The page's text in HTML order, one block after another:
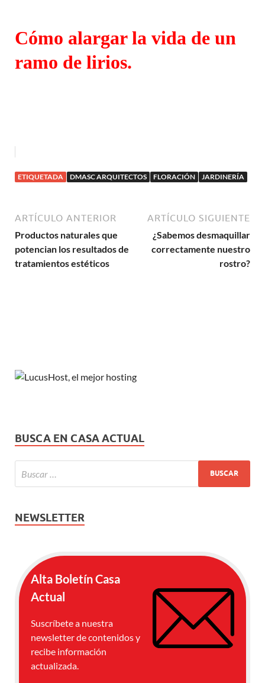
Cómo alargar la vida de un
ramo de lirios.
ETIQUETADA DMASC ARQUITECTOS FLORACIÓN JARDINERÍA
ARTÍCULO ANTERIOR
Productos naturales que
potencian los resultados de
tratamientos estéticos
ARTÍCULO SIGUIENTE
¿Sabemos desmaquillar
correctamente nuestro
rostro?
BUSCA EN CASA ACTUAL
NEWSLETTER
Alta Boletín Casa
Actual
Suscríbete a nuestra
newsletter de contenidos y
recibe información
actualizada.